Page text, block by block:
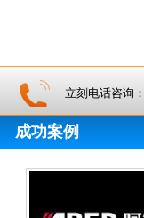
立刻电话咨询：
成功案例